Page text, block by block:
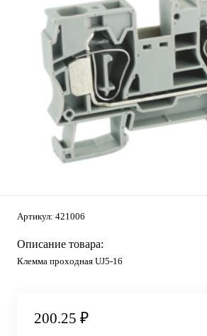
Артикул: 421006
Описание товара:
Клемма проходная UJ5-16
200.25 ₽